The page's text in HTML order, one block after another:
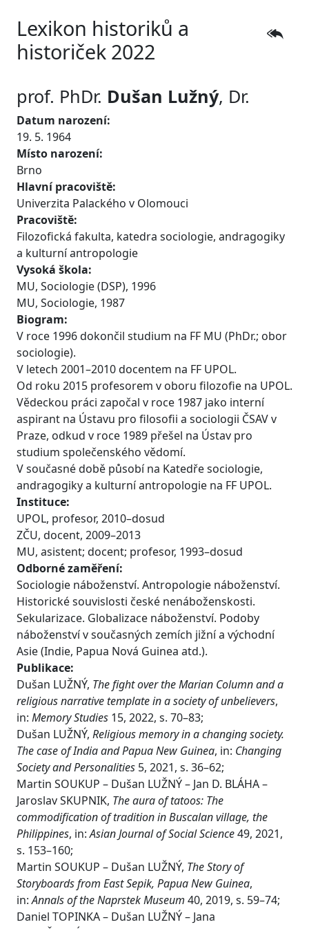
Lexikon historiků a
historiček 2022
prof. PhDr. Dušan Lužný, Dr.
Datum narození:
19. 5. 1964
Místo narození:
Brno
Hlavní pracoviště:
Univerzita Palackého v Olomouci
Pracoviště:
Filozofická fakulta, katedra sociologie, andragogiky
a kulturní antropologie
Vysoká škola:
MU, Sociologie (DSP), 1996
MU, Sociologie, 1987
Biogram:
V roce 1996 dokončil studium na FF MU (PhDr.; obor
sociologie).
V letech 2001–2010 docentem na FF UPOL.
Od roku 2015 profesorem v oboru filozofie na UPOL.
Vědeckou práci započal v roce 1987 jako interní
aspirant na Ústavu pro filosofii a sociologii ČSAV v
Praze, odkud v roce 1989 přešel na Ústav pro
studium společenského vědomí.
V současné době působí na Katedře sociologie,
andragogiky a kulturní antropologie na FF UPOL.
Instituce:
UPOL, profesor, 2010–dosud
ZČU, docent, 2009–2013
MU, asistent; docent; profesor, 1993–dosud
Odborné zaměření:
Sociologie náboženství. Antropologie náboženství.
Historické souvislosti české nenáboženskosti.
Sekularizace. Globalizace náboženství. Podoby
náboženství v současných zemích jižní a východní
Asie (Indie, Papua Nová Guinea atd.).
Publikace:
Dušan LUŽNÝ, The fight over the Marian Column and a
religious narrative template in a society of unbelievers,
in: Memory Studies 15, 2022, s. 70–83;
Dušan LUŽNÝ, Religious memory in a changing society.
The case of India and Papua New Guinea, in: Changing
Society and Personalities 5, 2021, s. 36–62;
Martin SOUKUP – Dušan LUŽNÝ – Jan D. BLÁHA –
Jaroslav SKUPNIK, The aura of tatoos: The
commodification of tradition in Buscalan village, the
Philippines, in:Asian Journal of Social Science49, 2021,
s. 153–160;
Martin SOUKUP – Dušan LUŽNÝ, The Story of
Storyboards from East Sepik, Papua New Guinea,
in:Annals of the Naprstek Museum 40, 2019, s. 59–74;
Daniel TOPINKA – Dušan LUŽNÝ – Jana